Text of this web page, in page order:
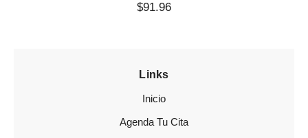
$91.96
Links
Inicio
Agenda Tu Cita